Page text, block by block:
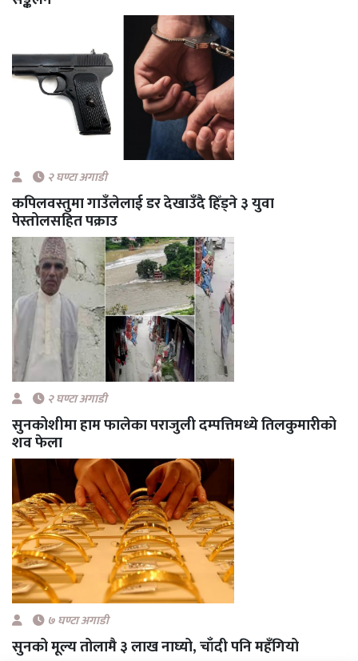
२ घण्टा अगाडी
कपिलवस्तुमा गाउँलेलाई डर देखाउँदै हिँड्ने ३ युवा
पेस्तोलसहित पक्राउ
२ घण्टा अगाडी
सुनकोशीमा हाम फालेका पराजुली दम्पत्तिमध्ये तिलकुमारीको
शव फेला
७ घण्टा अगाडी
सुनको मूल्य तोलामै ३ लाख नाघ्यो, चाँदी पनि महँगियो